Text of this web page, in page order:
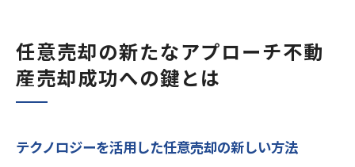
ング
任意売却における買い手とのコミュニケー
進
任意売却の新たなアプローチ不動
産売却成功への鍵とは
テクノロジーを活用した任意売却の新しい方法